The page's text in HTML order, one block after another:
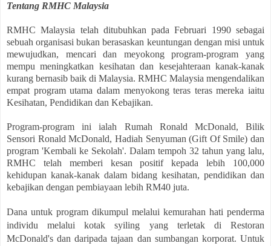
Tentang RMHC Malaysia
RMHC Malaysia telah ditubuhkan pada Februari 1990 sebagai
sebuah organisasi bukan berasaskan keuntungan dengan misi untuk
mewujudkan, mencari dan meyokong program-program yang
mempu meningkatkan kesihatan dan kesejahteraan kanak-kanak
kurang bernasib baik di Malaysia. RMHC Malaysia mengendalikan
empat program utama dalam menyokong teras teras mereka iaitu
Kesihatan, Pendidikan dan Kebajikan.
Program-program ini ialah Rumah Ronald McDonald, Bilik
Sensori Ronald McDonald, Hadiah Senyuman (Gift Of Smile) dan
program 'Kembali ke Sekolah'. Dalam tempoh 32 tahun yang lalu,
RMHC telah memberi kesan positif kepada lebih 100,000
kehidupan kanak-kanak dalam bidang kesihatan, pendidikan dan
kebajikan dengan pembiayaan lebih RM40 juta.
Dana untuk program dikumpul melalui kemurahan hati penderma
individu melalui kotak syiling yang terletak di Restoran
McDonald's dan daripada tajaan dan sumbangan korporat. Untuk